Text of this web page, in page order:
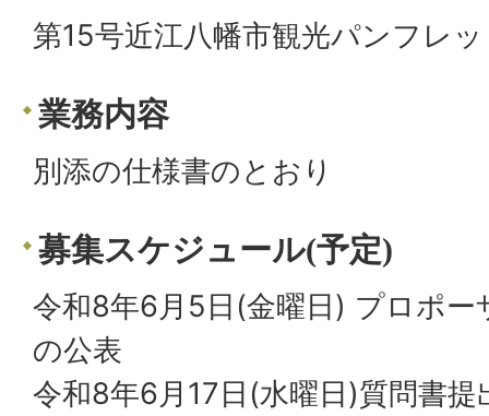
第15号近江八幡市観光パンフレ
業務内容
別添の仕様書のとおり
募集スケジュール(予定)
令和8年6月5日(金曜日) プロポー
の公表
令和8年6月17日(水曜日)質問書提